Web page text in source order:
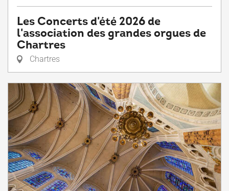
Les Concerts d'été 2026 de
l'association des grandes orgues de
Chartres
Chartres